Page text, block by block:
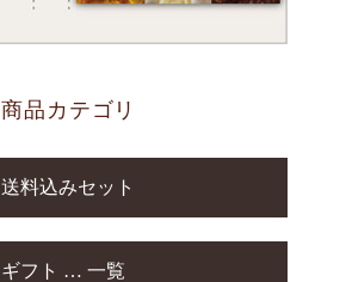
商品カテゴリ
送料込みセット
ギフト … 一覧